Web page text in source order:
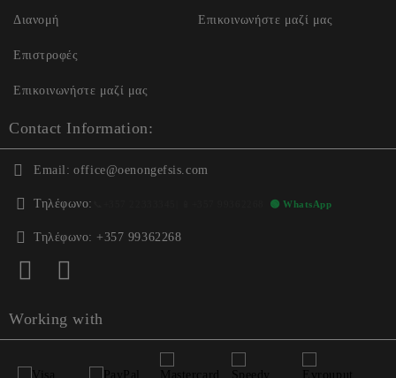
Διανομή
Επιστροφές
Επικοινωνήστε μαζί μας
Επικοινωνήστε μαζί μας
Contact Information:
Email: office@oenongefsis.com
Τηλέφωνο: 🟢 WhatsApp
Τηλέφωνο: +357 99362268
Working with